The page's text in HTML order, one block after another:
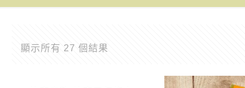
顯示所有 27 個結果